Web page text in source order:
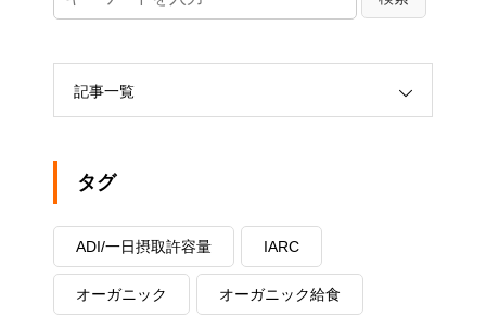
記事一覧
タグ
ADI/一日摂取許容量 IARC
オーガニック オーガニック給食